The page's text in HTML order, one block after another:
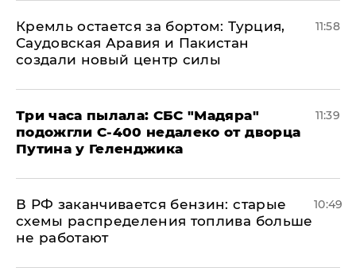
​Кремль остается за бортом: Турция,
Саудовская Аравия и Пакистан
создали новый центр силы
11:58
Три часа пылала: СБС "Мадяра"
подожгли С-400 недалеко от дворца
Путина у Геленджика
11:39
​В РФ заканчивается бензин: старые
схемы распределения топлива больше
не работают
10:49